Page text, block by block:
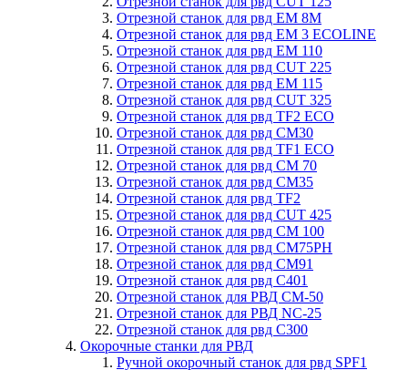
Отрезной станок для рвд EM 8M
Отрезной станок для рвд EM 3 ECOLINE
Отрезной станок для рвд EM 110
Отрезной станок для рвд CUT 225
Отрезной станок для рвд EM 115
Отрезной станок для рвд CUT 325
Отрезной станок для рвд TF2 ECO
Отрезной станок для рвд CM30
Отрезной станок для рвд TF1 ECO
Отрезной станок для рвд СM 70
Отрезной станок для рвд CM35
Отрезной станок для рвд TF2
Отрезной станок для рвд CUT 425
Отрезной станок для рвд СM 100
Отрезной станок для рвд CM75PH
Отрезной станок для рвд CM91
Отрезной станок для рвд C401
Отрезной станок для РВД CM-50
Отрезной станок для РВД NC-25
Отрезной станок для рвд C300
Окорочные станки для РВД
Ручной окорочный станок для рвд SPF1